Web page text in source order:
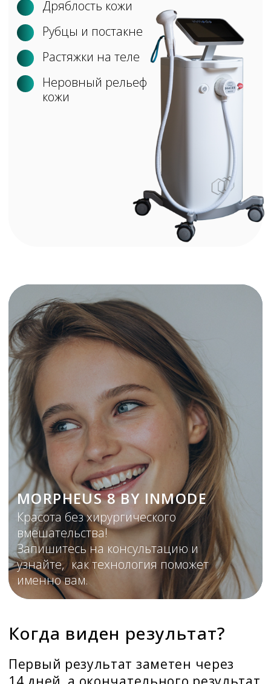
MORPHEUS 8 BY INMODE
Красота без хирургического
вмешательства!
Запишитесь на консультацию и
узнайте, как технология поможет
именно вам.
Когда виден результат?
Первый результат заметен через
14 дней, а окончательного результат
Рекомендуемый курс – от 1 до 4
процедур с интервалом 4-6 недель.
MORPHEUS 8 BY INMODE –
красота без хирургического
вмешательства!
Код услуги - А16.30.054
Запишитесь на консультацию и узнайте,
как технология поможет именно вам.
Получить консультацию
Стоимость
- от 30.000 - 70.000 рублей
Зависит от выбранной зоны